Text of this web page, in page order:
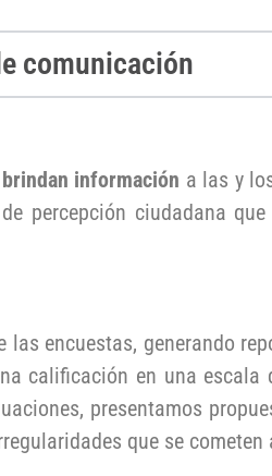
comunicación
brindan información a las y
percepción ciudadana
encuestas, generando
calificación en una
presentamos
que se